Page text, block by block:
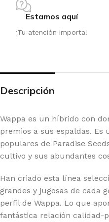
Estamos aquí
¡Tu atención importa!
Descripción
Wappa es un híbrido con
premios a sus espaldas. Es
populares de Paradise
cultivo y sus abundantes
Han criado esta línea
grandes y jugosas de cada
perfil de Wappa. Lo que
fantástica relación calidad-